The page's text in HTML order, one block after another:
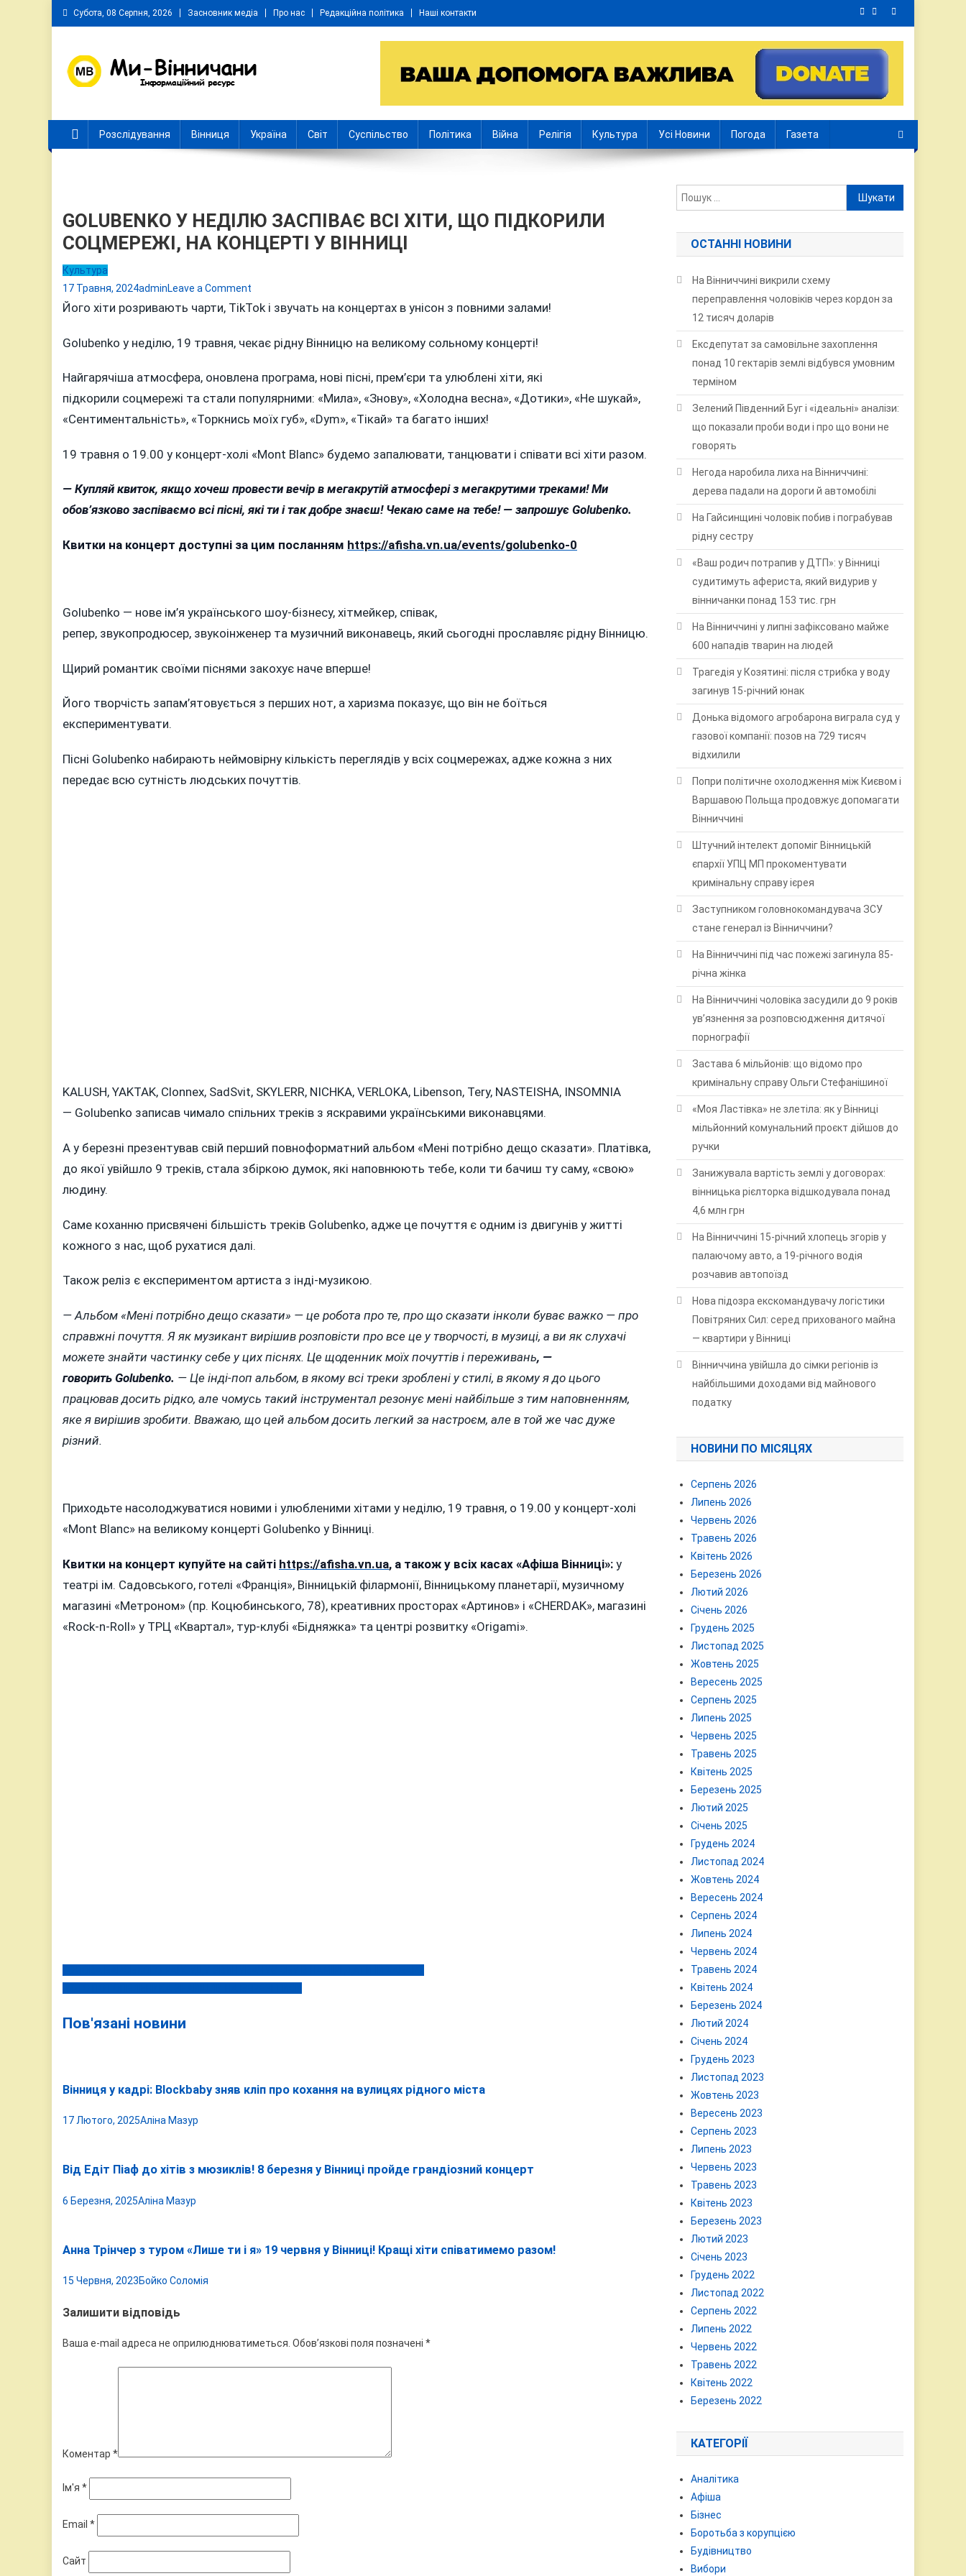
Skip
to
Субота, 08 Серпня, 2026 Засновник медіа Про нас Редакційна політика Наші контакти
Розслідування Вінниця Україна Світ Суспільство Політика Війна Релігія Культура Усі Новини Погода Газета
GOLUBENKO У НЕДІЛЮ ЗАСПІВАЄ ВСІ ХІТИ, ЩО ПІДКОРИЛИ
СОЦМЕРЕЖІ, НА КОНЦЕРТІ У ВІННИЦІ
Культура
17 Травня, 2024adminLeave a Comment
GOLUBENKO У
ЗАСПІВАЄ
ХІТИ,
ЩО
ПІДКОРИЛИ
НА
У
ВІННИЦІ
Його хіти розривають чарти, TikTok і звучать на концертах в унісон з повними залами!
Golubenko у неділю, 19 травня, чекає рідну Вінницю на великому сольному концерті!
Найгарячіша атмосфера, оновлена програма, нові пісні, прем’єри та улюблені хіти, які
підкорили соцмережі та стали популярними: «Мила», «Знову», «Холодна весна», «Дотики», «Не шукай»,
«Сентиментальність», «Торкнись моїх губ», «Dym», «Тікай» та багато інших!
19 травня о 19.00 у концерт-холі «Mont Blanc» будемо запалювати, танцювати і співати всі хіти разом.
— Купляй квиток, якщо хочеш провести вечір в мегакрутій атмосфері з мегакрутими треками! Ми
обов’язково заспіваємо всі пісні, які ти і так добре знаєш! Чекаю саме на тебе! — запрошує Golubenko.
Квитки на концерт доступні за цим посланням https://afisha.vn.ua/events/golubenko-0
Golubenko — нове ім’я українського шоу-бізнесу, хітмейкер, співак,
репер, звукопродюсер, звукоінженер та музичний виконавець, який сьогодні прославляє рідну Вінницю.
Щирий романтик своїми піснями закохує наче вперше!
Його творчість запам’ятовується з перших нот, а харизма показує, що він не боїться
експериментувати.
Пісні Golubenko набирають неймовірну кількість переглядів у всіх соцмережах, адже кожна з них
передає всю сутність людських почуттів.
KALUSH, YAKTAK, Clonnex, SadSvit, SKYLERR, NICHKA, VERLOKA, Libenson, Tery, NASTEISHA, INSOMNIA
— Golubenko записав чимало спільних треків з яскравими українськими виконавцями.
А у березні презентував свій перший повноформатний альбом «Мені потрібно дещо сказати». Платівка,
до якої увійшло 9 треків, стала збіркою думок, які наповнюють тебе, коли ти бачиш ту саму, «свою»
людину.
Саме коханню присвячені більшість треків Golubenko, адже це почуття є одним із двигунів у житті
кожного з нас, щоб рухатися далі.
Також реліз є експериментом артиста з інді-музикою.
— Альбом «Мені потрібно дещо сказати» — це робота про те, про що сказати інколи буває важко — про
справжні почуття. Я як музикант вирішив розповісти про все це у творчості, в музиці, а ви як слухачі
можете знайти частинку себе у цих піснях. Це щоденник моїх почуттів і переживань, —
говорить Golubenko. — Це інді-поп альбом, в якому всі треки зроблені у стилі, в якому я до цього
працював досить рідко, але чомусь такий інструментал резонує мені найбільше з тим наповненням,
яке я вирішив зробити. Вважаю, що цей альбом досить легкий за настроєм, але в той же час дуже
різний.
Приходьте насолоджуватися новими і улюбленими хітами у неділю, 19 травня, о 19.00 у концерт-холі
«Mont Blanc» на великому концерті Golubenko у Вінниці.
Квитки на концерт купуйте на сайті https://afisha.vn.ua, а також у всіх касах «Афіша Вінниці»: у
театрі ім. Садовського, готелі «Франція», Вінницькій філармонії, Вінницькому планетарії, музичному
магазині «Метроном» (пр. Коцюбинського, 78), креативних просторах «Артинов» і «CHERDAK», магазині
«Rock-n-Roll» у ТРЦ «Квартал», тур-клубі «Бідняжка» та центрі розвитку «Origami».
Навігація
Пов'язані новини
Вінниця у кадрі: Blockbaby зняв кліп про кохання на вулицях рідного міста
17 Лютого, 2025Аліна Мазур
Від Едіт Піаф до хітів з мюзиклів! 8 березня у Вінниці пройде грандіозний концерт
6 Березня, 2025Аліна Мазур
Анна Трінчер з туром «Лише ти і я» 19 червня у Вінниці! Кращі хіти співатимемо разом!
15 Червня, 2023Бойко Соломія
Залишити відповідь
Ваша e-mail адреса не оприлюднюватиметься. Обов’язкові поля позначені *
Коментар *
Ім'я *
Email *
Сайт
Пошук:
ОСТАННІ НОВИНИ
На Вінниччині викрили схему
переправлення чоловіків через кордон за
12 тисяч доларів
Ексдепутат за самовільне захоплення
понад 10 гектарів землі відбувся умовним
терміном
Зелений Південний Буг і «ідеальні» аналізи:
що показали проби води і про що вони не
говорять
Негода наробила лиха на Вінниччині:
дерева падали на дороги й автомобілі
На Гайсинщині чоловік побив і пограбував
рідну сестру
«Ваш родич потрапив у ДТП»: у Вінниці
судитимуть афериста, який видурив у
вінничанки понад 153 тис. грн
На Вінниччині у липні зафіксовано майже
600 нападів тварин на людей
Трагедія у Козятині: після стрибка у воду
загинув 15-річний юнак
Донька відомого агробарона виграла суд у
газової компанії: позов на 729 тисяч
відхилили
Попри політичне охолодження між Києвом і
Варшавою Польща продовжує допомагати
Вінниччині
Штучний інтелект допоміг Вінницькій
єпархії УПЦ МП прокоментувати
кримінальну справу ієрея
Заступником головнокомандувача ЗСУ
стане генерал із Вінниччини?
На Вінниччині під час пожежі загинула 85-
річна жінка
На Вінниччині чоловіка засудили до 9 років
ув’язнення за розповсюдження дитячої
порнографії
Застава 6 мільйонів: що відомо про
кримінальну справу Ольги Стефанішиної
«Моя Ластівка» не злетіла: як у Вінниці
мільйонний комунальний проєкт дійшов до
ручки
Занижувала вартість землі у договорах:
вінницька рієлторка відшкодувала понад
4,6 млн грн
На Вінниччині 15-річний хлопець згорів у
палаючому авто, а 19-річного водія
розчавив автопоїзд
Нова підозра екскомандувачу логістики
Повітряних Сил: серед прихованого майна
— квартири у Вінниці
Вінниччина увійшла до сімки регіонів із
найбільшими доходами від майнового
податку
НОВИНИ ПО МІСЯЦЯХ
Серпень 2026
Липень 2026
Червень 2026
Травень 2026
Квітень 2026
Березень 2026
Лютий 2026
Січень 2026
Грудень 2025
Листопад 2025
Жовтень 2025
Вересень 2025
Серпень 2025
Липень 2025
Червень 2025
Травень 2025
Квітень 2025
Березень 2025
Лютий 2025
Січень 2025
Грудень 2024
Листопад 2024
Жовтень 2024
Вересень 2024
Серпень 2024
Липень 2024
Червень 2024
Травень 2024
Квітень 2024
Березень 2024
Лютий 2024
Січень 2024
Грудень 2023
Листопад 2023
Жовтень 2023
Вересень 2023
Серпень 2023
Липень 2023
Червень 2023
Травень 2023
Квітень 2023
Березень 2023
Лютий 2023
Січень 2023
Грудень 2022
Листопад 2022
Серпень 2022
Липень 2022
Червень 2022
Травень 2022
Квітень 2022
Березень 2022
КАТЕГОРІЇ
Аналітика
Афіша
Бізнес
Боротьба з корупцією
Будівництво
Вибори